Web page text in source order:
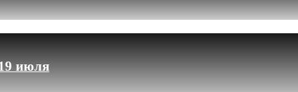
июля